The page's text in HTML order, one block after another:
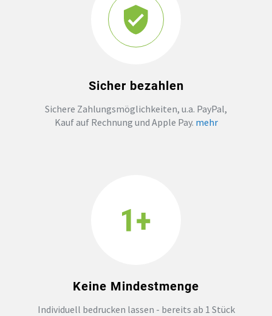
Sicher bezahlen
Sichere Zahlungsmöglichkeiten, u.a. PayPal,
Kauf auf Rechnung und Apple Pay. mehr
Keine Mindestmenge
Individuell bedrucken lassen - bereits ab 1 Stück